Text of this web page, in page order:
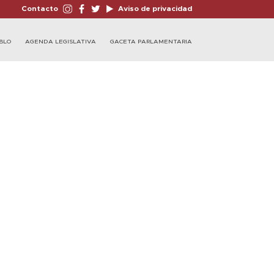
Contacto Aviso de privacidad
AGENDA LEGISLATIVA GACETA PARLAMENTARIA